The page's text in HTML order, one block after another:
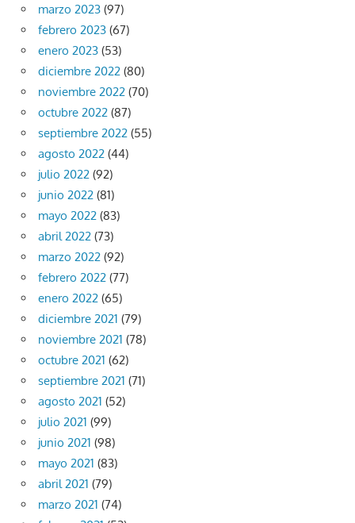
marzo 2023 (97)
febrero 2023 (67)
enero 2023 (53)
diciembre 2022 (80)
noviembre 2022 (70)
octubre 2022 (87)
septiembre 2022 (55)
agosto 2022 (44)
julio 2022 (92)
junio 2022 (81)
mayo 2022 (83)
abril 2022 (73)
marzo 2022 (92)
febrero 2022 (77)
enero 2022 (65)
diciembre 2021 (79)
noviembre 2021 (78)
octubre 2021 (62)
septiembre 2021 (71)
agosto 2021 (52)
julio 2021 (99)
junio 2021 (98)
mayo 2021 (83)
abril 2021 (79)
marzo 2021 (74)